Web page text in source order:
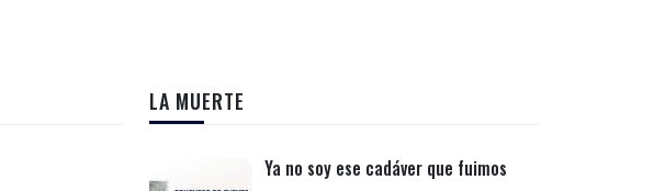
LA MUERTE
Ya no soy ese cadáver que fuimos